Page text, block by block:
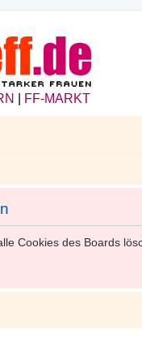
FF-MARKT
Cookies des Boards